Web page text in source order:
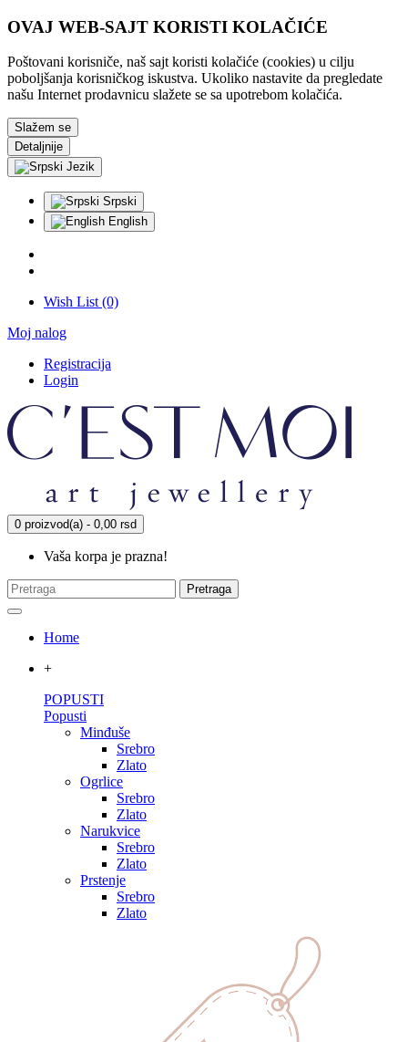
OVAJ WEB-SAJT KORISTI KOLAČIĆE
Poštovani korisniče, naš sajt koristi kolačiće (cookies) u cilju
poboljšanja korisničkog iskustva. Ukoliko nastavite da pregledate
našu Internet prodavnicu slažete se sa upotrebom kolačića.
Slažem se
Detaljnije
Jezik
Srpski
English
Wish List (0)
Moj nalog
Registracija
Login
0 proizvod(a) - 0,00 rsd
Vaša korpa je prazna!
Pretraga
Home
+
POPUSTI
Popusti
Minđuše
Srebro
Zlato
Ogrlice
Srebro
Zlato
Narukvice
Srebro
Zlato
Prstenje
Srebro
Zlato